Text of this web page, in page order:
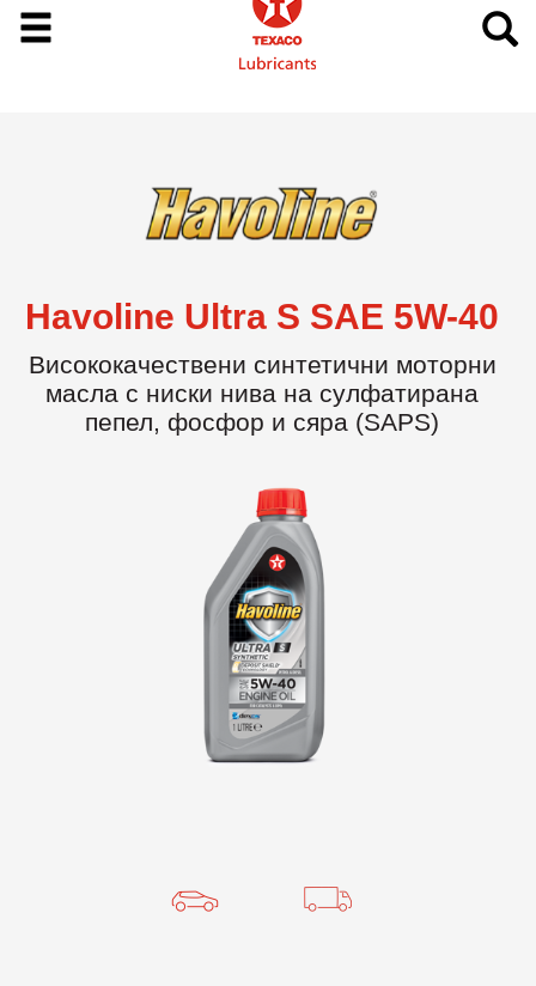
Havoline Ultra S SAE 5W-40
Висококачествени синтетични моторни
масла с ниски нива на сулфатирана
пепел, фосфор и сяра (SAPS)